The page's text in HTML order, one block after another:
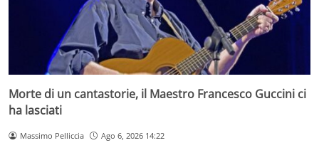
Morte di un cantastorie, il Maestro Francesco Guccini ci
ha lasciati
Massimo Pelliccia Ago 6, 2026 14:22